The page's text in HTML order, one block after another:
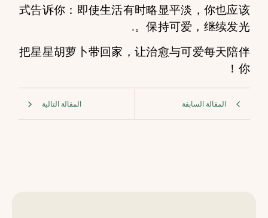
式告诉你：即使生活有时略显平淡，你也应该
保持可爱，继续发光。.
把星星胡萝卜带回家，让治愈与可爱每天陪伴
你！
المقالة السابقة المقالة التالية